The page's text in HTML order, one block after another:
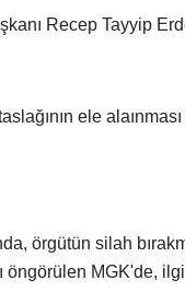
Recep Tayyip
ele
örgütün silah
MGK'de,